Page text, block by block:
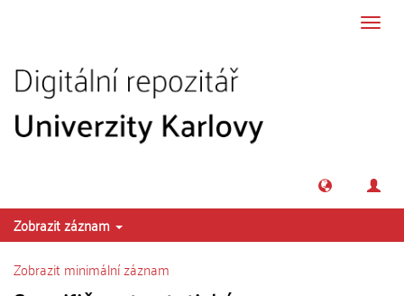
Zobrazit záznam
Zobrazit minimální záznam